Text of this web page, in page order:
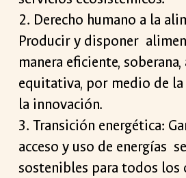
2. Derecho humano a la
Producir y disponer
manera eficiente,
equitativa, por medio de
la innovación.
3. Transición energética:
acceso y uso de energías
sostenibles para todos los